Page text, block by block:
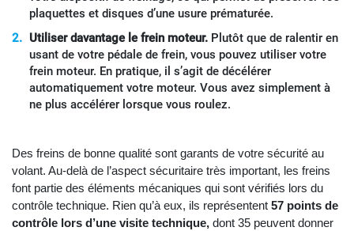
plaquettes et disques d’une usure prématurée.
Utiliser davantage le frein moteur. Plutôt que de ralentir en
usant de votre pédale de frein, vous pouvez utiliser votre
frein moteur. En pratique, il s’agit de décélérer
automatiquement votre moteur. Vous avez simplement à
ne plus accélérer lorsque vous roulez.
Des freins de bonne qualité sont garants de votre sécurité au
volant. Au-delà de l’aspect sécuritaire très important, les freins
font partie des éléments mécaniques qui sont vérifiés lors du
contrôle technique. Rien qu’à eux, ils représentent 57 points de
contrôle lors d’une visite technique, dont 35 peuvent donner